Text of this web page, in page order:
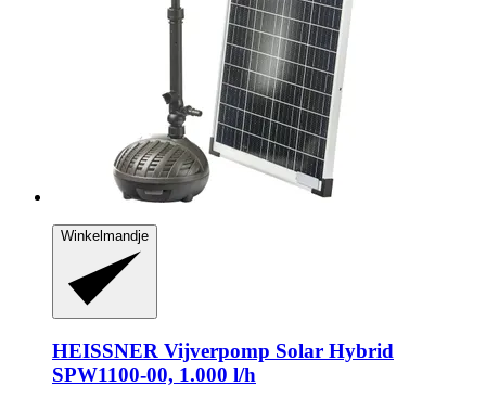
Winkelmandje
HEISSNER Vijverpomp Solar Hybrid
SPW1100-​00, 1.000 l/h